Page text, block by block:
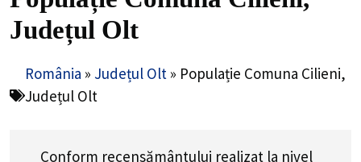
Județul Olt
România » Județul Olt » Populație Comuna Cilieni,
Județul Olt
Conform recensământului realizat la nivel